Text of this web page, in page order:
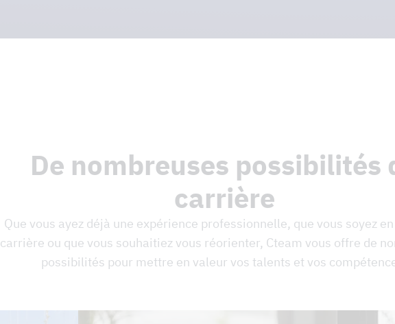
De nombreuses possibilités
carrière
Que vous ayez déjà une expérience professionnelle, que vous soyez
carrière ou que vous souhaitiez vous réorienter, Cteam vous offre de
possibilités pour mettre en valeur vos talents et vos